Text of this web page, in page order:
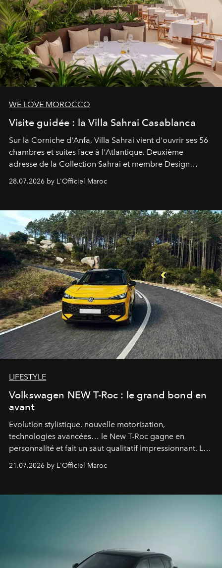
WE LOVE MOROCCO
Visite guidée : la Villa Sahrai Casablanca
Sur la Corniche d'Anfa, Villa Sahrai vient d'ouvrir ses 56
chambres et suites face à l'Atlantique. Deuxième
adresse de la Collection Sahrai et membre Design
Hotels, ce boutique-hôtel cinq étoiles signé Christophe
Pillet promet un lieu de vie complet. On y a déjeuné…
28.07.2026 by L'Officiel Maroc
LIFESTYLE
Volkswagen NEW T-Roc : le grand bond en
avant
Evolution stylistique, nouvelle motorisation,
technologies avancées… le New T-Roc gagne en
personnalité et fait un saut qualitatif impressionnant. Le
constructeur allemand a revu en profondeur son SUV
fétiche pour le rendre plus premium. Et le pari semble
21.07.2026 by L'Officiel Maroc